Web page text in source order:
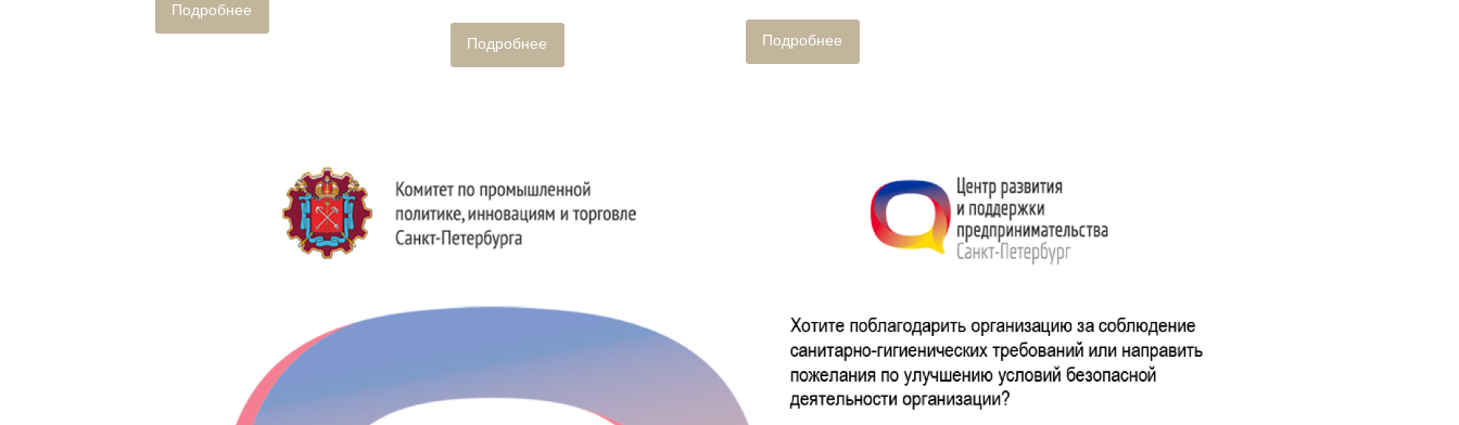
Подробнее
Подробнее Подробнее